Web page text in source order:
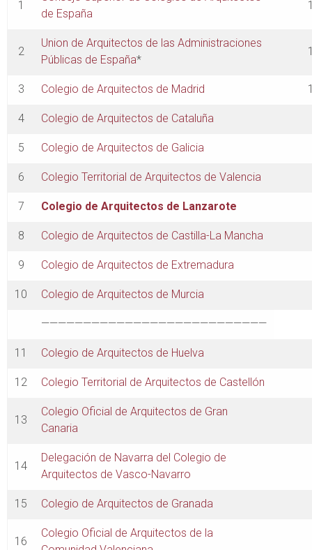
1
de España
2
Union de Arquitectos de las Administraciones
Públicas de España*
3 Colegio de Arquitectos de Madrid
4 Colegio de Arquitectos de Cataluña
5 Colegio de Arquitectos de Galicia
6 Colegio Territorial de Arquitectos de Valencia
7 Colegio de Arquitectos de Lanzarote
8 Colegio de Arquitectos de Castilla-La Mancha
9 Colegio de Arquitectos de Extremadura
10 Colegio de Arquitectos de Murcia
———————————————————————————
11 Colegio de Arquitectos de Huelva
12 Colegio Territorial de Arquitectos de Castellón
13
Colegio Oficial de Arquitectos de Gran
Canaria
14
Delegación de Navarra del Colegio de
Arquitectos de Vasco-Navarro
15 Colegio de Arquitectos de Granada
16
Colegio Oficial de Arquitectos de la